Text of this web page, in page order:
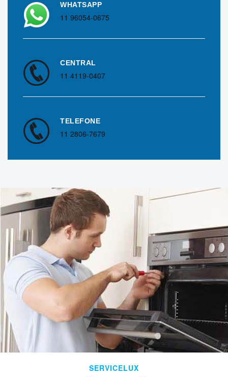
WHATSAPP
11 96054-0675
CENTRAL
11 4119-0407
TELEFONE
11 2806-7679
SERVICELUX